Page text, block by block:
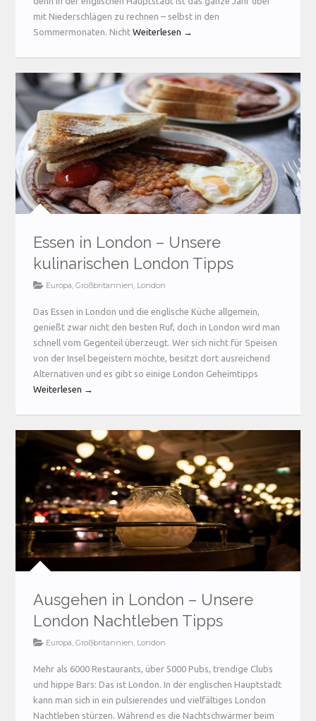
mit Niederschlägen zu rechnen – selbst in den
Sommermonaten. NichtWeiterlesen →
Essen in London – Unsere
kulinarischen London Tipps
Europa,Großbritannien, London
Das Essen in London und die englische Küche allgemein,
genießt zwar nicht den besten Ruf, doch in London wird man
schnell vom Gegenteil überzeugt. Wer sich nicht für Speisen
von der Insel begeistern möchte, besitzt dort ausreichend
Alternativen und es gibt so einige London Geheimtipps
Weiterlesen →
Ausgehen in London – Unsere
London Nachtleben Tipps
Europa,Großbritannien, London
Mehr als 6000 Restaurants, über 5000 Pubs, trendige Clubs
und hippe Bars: Das ist London. In der englischen Hauptstadt
kann man sich in ein pulsierendes und vielfältiges London
Nachtleben stürzen. Während es die Nachtschwärmer beim